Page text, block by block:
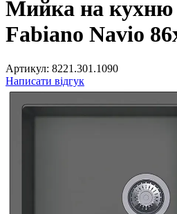
Мийка на кухню
Fabiano Navio
Артикул: 8221.301.1090
Написати відгук